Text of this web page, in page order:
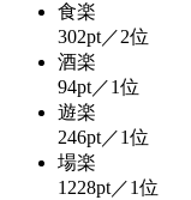
食楽
302pt／2位
酒楽
94pt／1位
遊楽
246pt／1位
場楽
1228pt／1位